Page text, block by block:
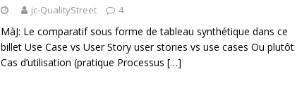
jc-QualityStreet 4
MàJ: Le comparatif sous forme de tableau synthétique dans ce
billet Use Case vs User Story user stories vs use cases Ou plutôt
Cas d’utilisation (pratique Processus […]